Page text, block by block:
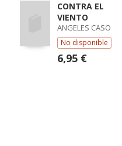
CONTRA EL
VIENTO
ANGELES CASO
No disponible
6,95 €